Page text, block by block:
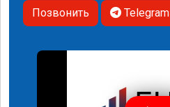
Позвонить Telegram